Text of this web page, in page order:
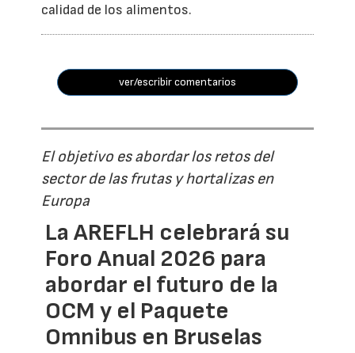
calidad de los alimentos.
ver/escribir comentarios
El objetivo es abordar los retos del
sector de las frutas y hortalizas en
Europa
La AREFLH celebrará su
Foro Anual 2026 para
abordar el futuro de la
OCM y el Paquete
Omnibus en Bruselas